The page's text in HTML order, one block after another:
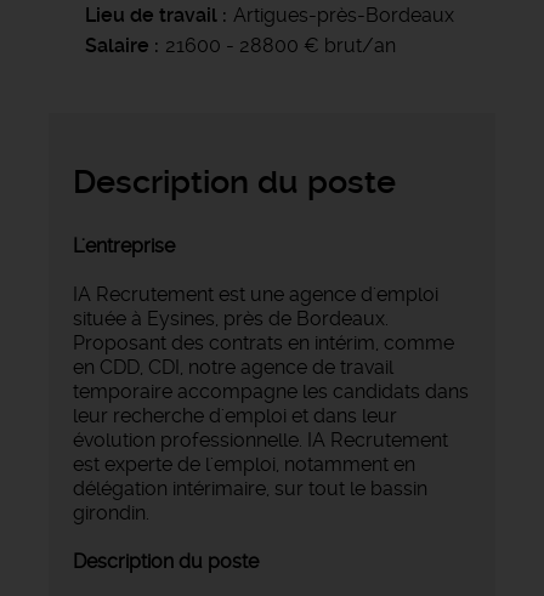
Lieu de travail
Artigues-près-Bordeaux
Salaire
21600 - 28800 € brut/an
Description du poste
L'entreprise
IA Recrutement est une agence d'emploi
située à Eysines, près de Bordeaux.
Proposant des contrats en intérim, comme
en CDD, CDI, notre agence de travail
temporaire accompagne les candidats dans
leur recherche d'emploi et dans leur
évolution professionnelle. IA Recrutement
est experte de l'emploi, notamment en
délégation intérimaire, sur tout le bassin
girondin.
Description du poste